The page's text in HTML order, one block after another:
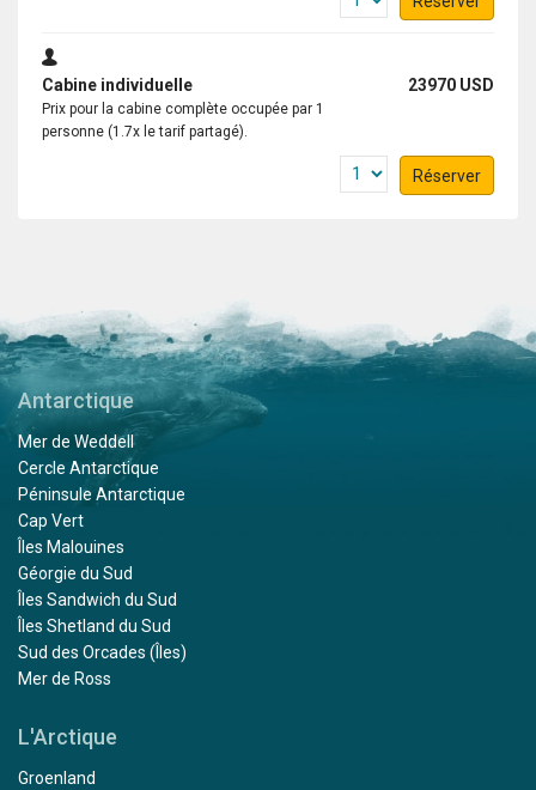
Cabine individuelle 23970 USD
Prix pour la cabine complète occupée par 1
personne (1.7x le tarif partagé).
Réserver
Antarctique
Mer de Weddell
Cercle Antarctique
Péninsule Antarctique
Cap Vert
Îles Malouines
Géorgie du Sud
Îles Sandwich du Sud
Îles Shetland du Sud
Sud des Orcades (Îles)
Mer de Ross
L'Arctique
Groenland